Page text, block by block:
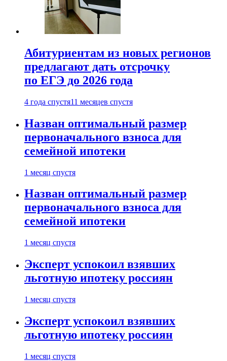
Абитуриентам из новых регионов
предлагают дать отсрочку
по ЕГЭ до 2026 года
4 года спустя11 месяцев спустя
Назван оптимальный размер
первоначального взноса для
семейной ипотеки
1 месяц спустя
Назван оптимальный размер
первоначального взноса для
семейной ипотеки
1 месяц спустя
Эксперт успокоил взявших
льготную ипотеку россиян
1 месяц спустя
Эксперт успокоил взявших
льготную ипотеку россиян
1 месяц спустя